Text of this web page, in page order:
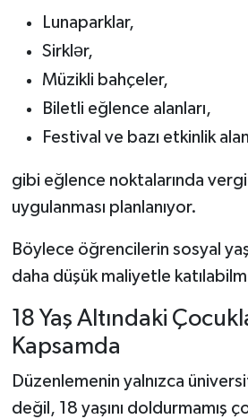
Lunaparklar,
Sirklər,
Müzikli bahçeler,
Biletli eğlence alanları,
Festival ve bazı etkinlik
gibi eğlence noktalarında vergi
uygulanması planlanıyor.
Böylece öğrencilerin sosyal
daha düşük maliyetle
18 Yaş Altındaki
Kapsamda
Düzenlemenin yalnızca
değil, 18 yaşını doldurmamış